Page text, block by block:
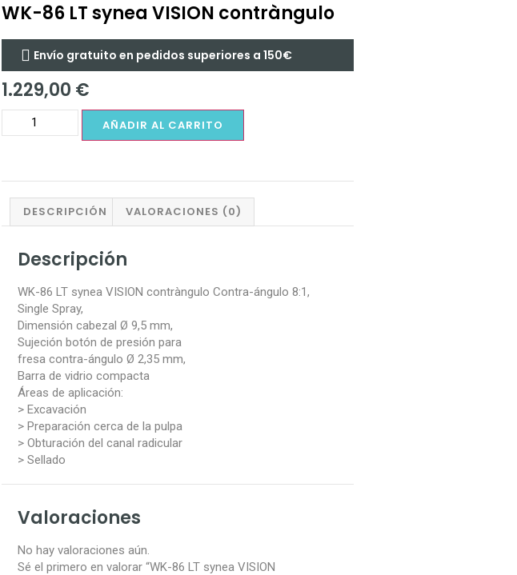
WK-86 LT synea VISION contràngulo
Envío gratuito en pedidos superiores a 150€
1.229,00 €
AÑADIR AL CARRITO
DESCRIPCIÓN VALORACIONES (0)
Descripción
WK-86 LT synea VISION contràngulo Contra-ángulo 8:1,
Single Spray,
Dimensión cabezal Ø 9,5 mm,
Sujeción botón de presión para
fresa contra-ángulo Ø 2,35 mm,
Barra de vidrio compacta
Áreas de aplicación:
> Excavación
> Preparación cerca de la pulpa
> Obturación del canal radicular
> Sellado
Valoraciones
No hay valoraciones aún.
Sé el primero en valorar “WK-86 LT synea VISION